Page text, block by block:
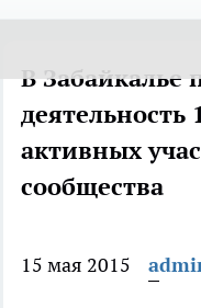
В Забайкалье
деятельность
активных
сообщества
15 мая 2015